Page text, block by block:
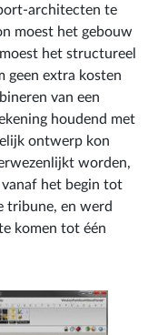
architecten te
moest het gebouw
het structureel
geen extra kosten
van een
houdend met
ontwerp kon
worden,
vanaf het begin tot
tribune, en werd
komen tot één